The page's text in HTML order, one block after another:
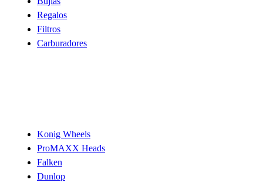
Regalos
Filtros
Carburadores
Konig Wheels
ProMAXX Heads
Falken
Dunlop